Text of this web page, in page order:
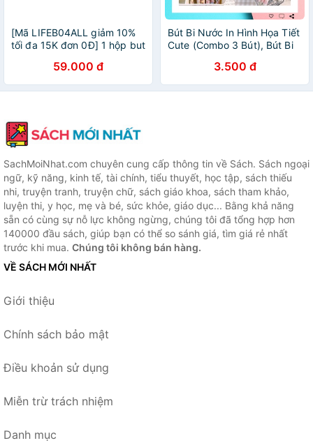
[Mã LIFEB04ALL giảm 10%
tối đa 15K đơn 0Đ] 1 hộp but
59.000 đ
Bút Bi Nước In Hình Họa Tiết
Cute (Combo 3 Bút), Bút Bi
Thương 0.5mm [BUT-A] -
BEYOU
3.500 đ
SachMoiNhat.com chuyên cung cấp thông tin về Sách. Sách ngoại
ngữ, kỹ năng, kinh tế, tài chính, tiểu thuyết, học tập, sách thiếu
nhi, truyện tranh, truyện chữ, sách giáo khoa, sách tham khảo,
luyện thi, y học, mẹ và bé, sức khỏe, giáo dục... Bằng khả năng
sẵn có cùng sự nỗ lực không ngừng, chúng tôi đã tổng hợp hơn
140000 đầu sách, giúp bạn có thể so sánh giá, tìm giá rẻ nhất
trước khi mua. Chúng tôi không bán hàng.
VỀ SÁCH MỚI NHẤT
Giới thiệu
Chính sách bảo mật
Điều khoản sử dụng
Miễn trừ trách nhiệm
Danh mục